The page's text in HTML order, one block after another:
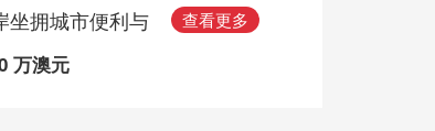
坐拥城市便利与
万澳元
查看更多